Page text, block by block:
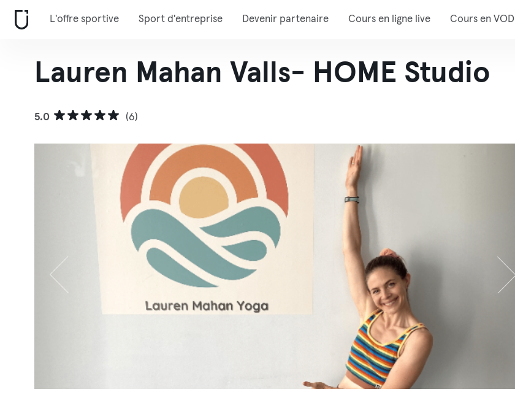
L'offre sportive Sport d'entreprise Devenir partenaire Cours en ligne live Cours en VOD
Lauren Mahan Valls- HOME Studio
5.0 (6)